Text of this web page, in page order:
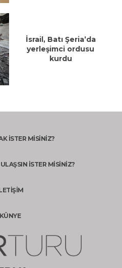
İsrail, Batı Şeria’da
yerleşimci ordusu
kurdu
İSTER MİSİNİZ?
İSTER MİSİNİZ?
KÜNYE